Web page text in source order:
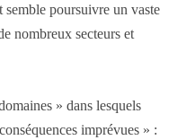
semble poursuivre un vaste
nombreux secteurs et
» dans lesquels
imprévues » :